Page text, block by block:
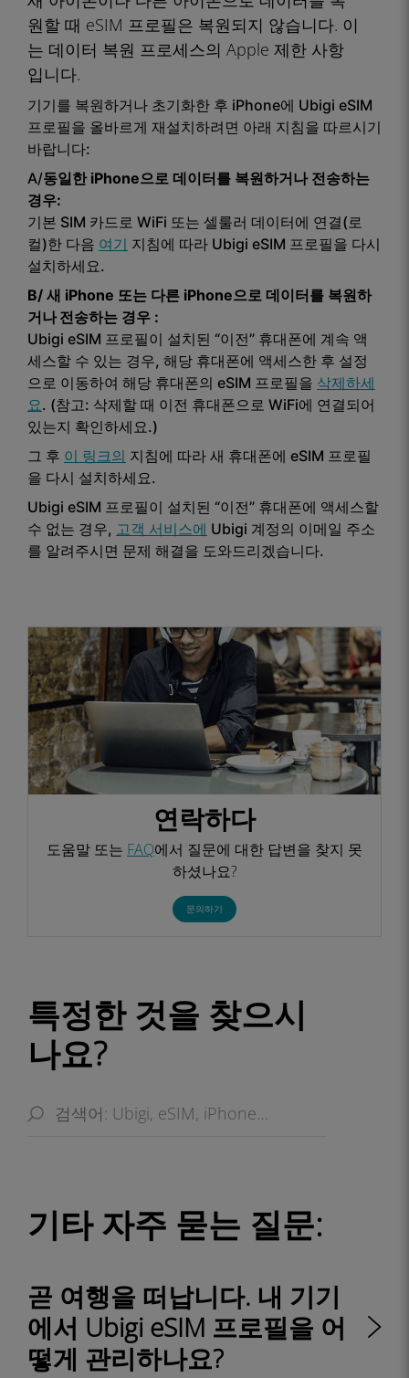
원할 때 eSIM 프로필은 복원되지 않습니다. 이
는 데이터 복원 프로세스의 Apple 제한 사항
입니다.
기기를 복원하거나 초기화한 후 iPhone에 Ubigi eSIM
프로필을 올바르게 재설치하려면 아래 지침을 따르시기
바랍니다:
A/동일한 iPhone으로 데이터를 복원하거나 전송하는
경우:
기본 SIM 카드로 WiFi 또는 셀룰러 데이터에 연결(로
컬)한 다음 여기 지침에 따라 Ubigi eSIM 프로필을 다시
설치하세요.
B/ 새 iPhone 또는 다른 iPhone으로 데이터를 복원하
거나 전송하는 경우 :
Ubigi eSIM 프로필이 설치된 “이전” 휴대폰에 계속 액
세스할 수 있는 경우, 해당 휴대폰에 액세스한 후 설정
으로 이동하여 해당 휴대폰의 eSIM 프로필을 삭제하세
요. (참고: 삭제할 때 이전 휴대폰으로 WiFi에 연결되어
있는지 확인하세요.)
그 후 이 링크의 지침에 따라 새 휴대폰에 eSIM 프로필
을 다시 설치하세요.
Ubigi eSIM 프로필이 설치된 “이전” 휴대폰에 액세스할
수 없는 경우, 고객 서비스에 Ubigi 계정의 이메일 주소
를 알려주시면 문제 해결을 도와드리겠습니다.
연락하다
도움말 또는 FAQ에서 질문에 대한 답변을 찾지 못
하셨나요?
문의하기
특정한 것을 찾으시
나요?
기타 자주 묻는 질문:
곧 여행을 떠납니다. 내 기기
에서 Ubigi eSIM 프로필을 어
떻게 관리하나요?